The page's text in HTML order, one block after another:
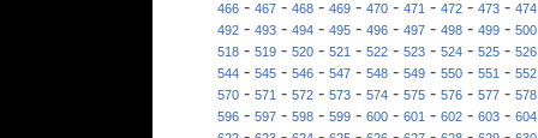
466- 467- 468- 469- 470- 471- 472- 473- 474
492 - 493 - 494 - 495 - 496 - 497 - 498 - 499 - 500
518- 519- 520- 521- 522- 523- 524- 525- 526
544- 545- 546- 547- 548- 549- 550- 551- 552
570- 571- 572- 573- 574- 575- 576- 577- 578
596 - 597 - 598 - 599 - 600 - 601 - 602 - 603 - 604